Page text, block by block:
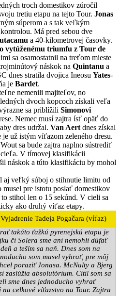
troch domestikov zúročil
tretiu etapu na tejto Tour. Jonas
súperom a s tak veľkým
Má pred sebou dve
a 40-kilometrovej časovky.
vytúženému triumfu z Tour de
sa osamostatnil na treťom mieste
náskok na Quintanu a
dnes stratila dvojica Ineosu Yates-
je Bardet.
nemenili majiteľov, no
dvoch kopcoch získali veľa
sa priblížili Simonovi
Nemec musí zajtra ísť opäť do
dres udržal. Van Aert dnes získal
je už istým víťazom zeleného dresu.
sa bude zajtra naplno sústrediť
cieľa. V tímovej klasifikácii
náskok a túto klasifikáciu by mohol
aj veľký súboj o stihnutie limitu od
musel pre istotu poslať domestikov
stihol len o 15 sekúnd. V cieli sa
ako druhý víťaz etapy.
Vyjadrenie Tadeja Pogačara (víťaz)
takúto ťažkú pyrenejskú etapu je
či Solera sme ani nemohli dúfať
a teším sa naň. Dnes som na
som musel vyhrať, pre môj
poraziť Jonasa. McNulty a Bjerg
zaslúžia absolutórium. Cítil som sa
sme dnes jednoducho vyhrať
celkové víťazstvo na Tour. Zajtra